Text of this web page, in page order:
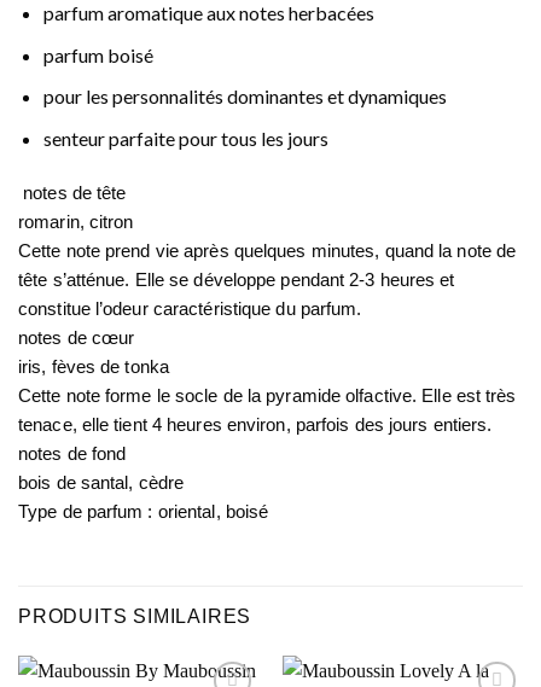
parfum aromatique aux notes herbacées
parfum boisé
pour les personnalités dominantes et dynamiques
senteur parfaite pour tous les jours
notes de tête
romarin, citron
Cette note prend vie après quelques minutes, quand la note de
tête s’atténue. Elle se développe pendant 2-3 heures et
constitue l’odeur caractéristique du parfum.
notes de cœur
iris, fèves de tonka
Cette note forme le socle de la pyramide olfactive. Elle est très
tenace, elle tient 4 heures environ, parfois des jours entiers.
notes de fond
bois de santal, cèdre
Type de parfum : oriental, boisé
PRODUITS SIMILAIRES